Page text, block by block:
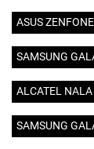
ASUS
SAMSUNG
ALCATEL NALA
SAMSUNG